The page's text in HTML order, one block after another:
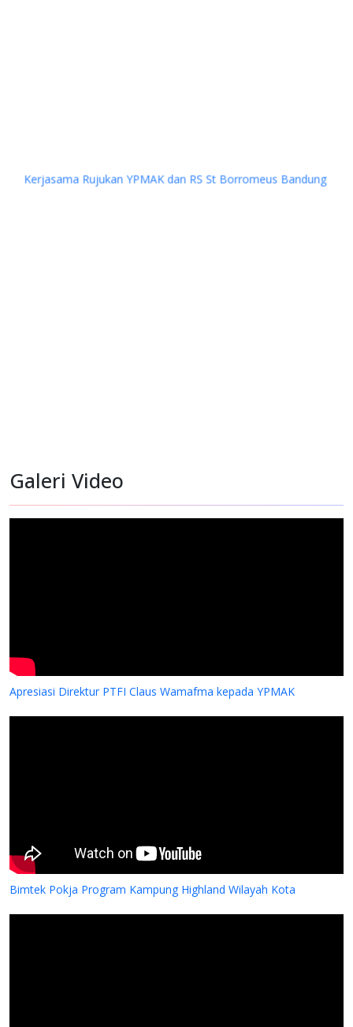
Galeri Video
Apresiasi Direktur PTFI Claus Wamafma kepada YPMAK
Bimtek Pokja Program Kampung Highland Wilayah Kota